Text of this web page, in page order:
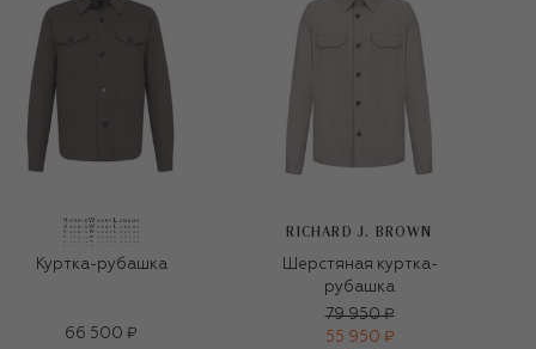
Куртка-рубашка
66 500 ₽
RICHARD J. BROWN
Шерстяная куртка-
рубашка
79 950 ₽
55 950 ₽